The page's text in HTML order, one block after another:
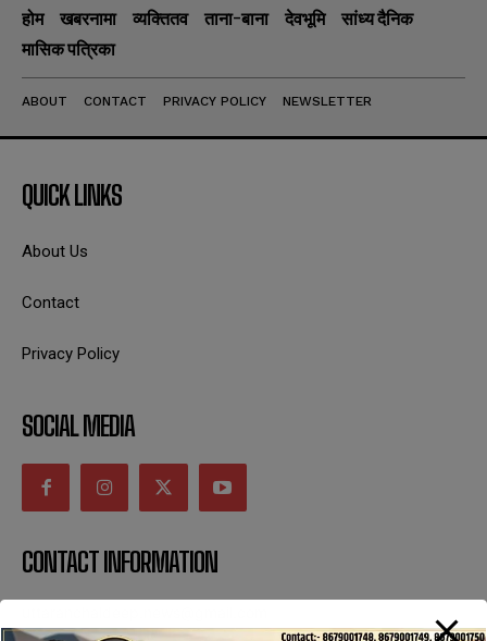
होम खबरनामा व्यक्तितव ताना-बाना देवभूमि
सांध्य दैनिक
मासिक पत्रिका
ABOUT CONTACT PRIVACY POLICY NEWSLETTER
QUICK LINKS
About Us
Contact
Privacy Policy
SOCIAL MEDIA
CONTACT INFORMATION